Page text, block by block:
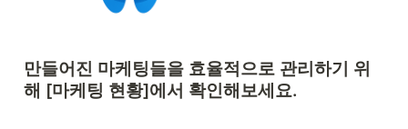
만들어진 마케팅들을 효율적으로 관리하기 위
해 [마케팅 현황]에서 확인해보세요.